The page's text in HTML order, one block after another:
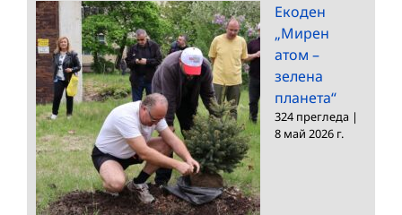
Екоден
„Мирен
атом –
зелена
планета“
324 прегледа |
8 май 2026 г.